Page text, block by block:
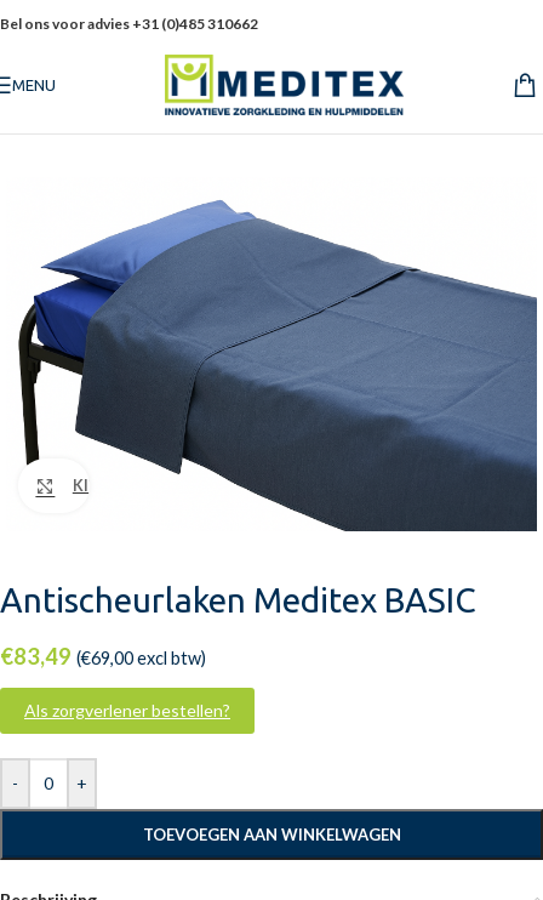
Bel ons voor advies +31 (0)485 310662
MENU
Klik om te vergroten
Antischeurlaken Meditex BASIC
€83,49 (€69,00excl btw)
- +
TOEVOEGEN AAN WINKELWAGEN
Als zorgverlener bestellen?